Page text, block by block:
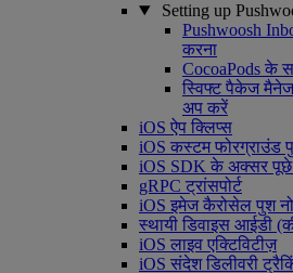
Setting up
Pushwoosh
करना
CocoaPods के
स्विफ्ट पैकेज
अप करें
iOS ऐप क्लिप्स
iOS कस्टम फोरग्राउंड
iOS SDK के अक्सर पूछे
gRPC ट्रांसपोर्ट
iOS इमेज कैरोसेल पुश
स्थायी डिवाइस आईडी
iOS लाइव एक्टिविटीज़
iOS संदेश डिलीवरी